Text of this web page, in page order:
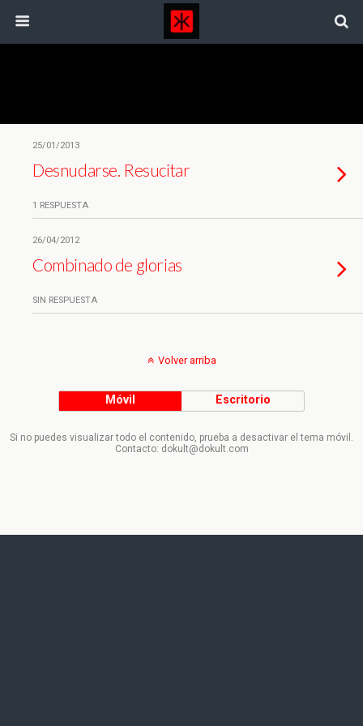
25/01/2013
Desnudarse. Resucitar
1 RESPUESTA
26/04/2012
Combinado de glorias
SIN RESPUESTA
Volver arriba
Móvil Escritorio
Si no puedes visualizar todo el contenido, prueba a desactivar el tema móvil.
Contacto: dokult@dokult.com